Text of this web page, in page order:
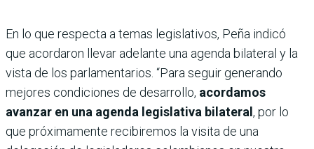
En lo que respecta a temas legislativos, Peña indicó
que acordaron llevar adelante una agenda bilateral y la
vista de los parlamentarios. “Para seguir generando
mejores condiciones de desarrollo, acordamos
avanzar en una agenda legislativa bilateral, por lo
que próximamente recibiremos la visita de una